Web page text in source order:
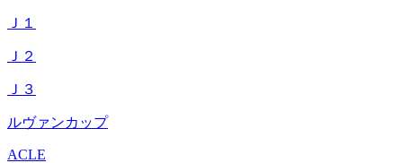
Ｊ１
Ｊ２
Ｊ３
ルヴァンカップ
ACLE